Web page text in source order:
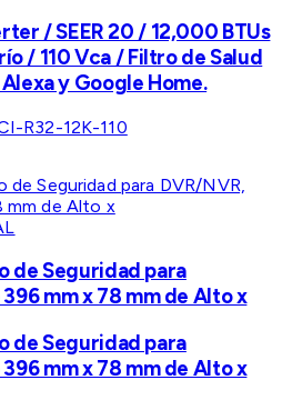
/ SEER 20 / 12,000 BTUs
/ 110 Vca / Filtro de Salud
y Google Home.
R32-12K-110
de Seguridad para
mm x 78 mm de Alto x
de Seguridad para
mm x 78 mm de Alto x